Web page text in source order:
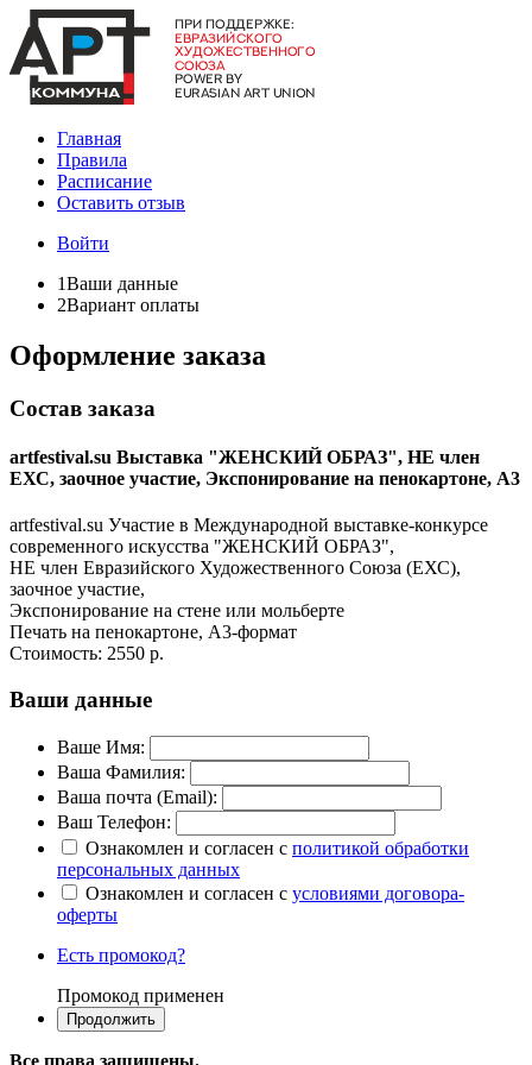
Главная
Правила
Расписание
Оставить отзыв
Войти
1Ваши данные
2Вариант оплаты
Оформление заказа
Состав заказа
artfestival.su Выставка "ЖЕНСКИЙ ОБРАЗ", НЕ член
ЕХС, заочное участие, Экспонирование на пенокартоне, А3
artfestival.su Участие в Международной выставке-конкурсе
современного искусства "ЖЕНСКИЙ ОБРАЗ",
НЕ член Евразийского Художественного Союза (ЕХС),
заочное участие,
Экспонирование на стене или мольберте
Печать на пенокартоне, А3-формат
Стоимость: 2550 р.
Ваши данные
Ваше Имя:
Ваша Фамилия:
Ваша почта (Email):
Ваш Телефон:
Ознакомлен и согласен с политикой обработки
персональных данных
Ознакомлен и согласен с условиями договора-
оферты
Есть промокод?
Промокод применен
Все права защищены.